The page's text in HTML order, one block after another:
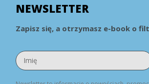
NEWSLETTER
Zapisz się, a otrzymasz e-book o